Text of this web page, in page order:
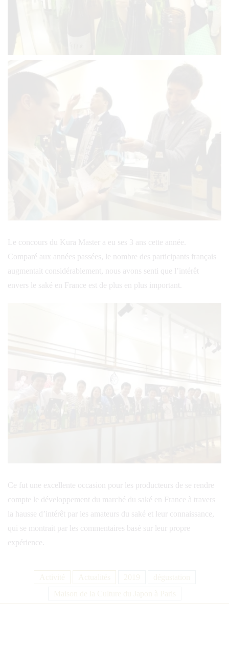
Le concours du Kura Master a eu ses 3 ans cette année.
Comparé aux années passées, le nombre des participants français
augmentait considérablement, nous avons senti que l’intérêt
envers le saké en France est de plus en plus important.
Ce fut une excellente occasion pour les producteurs de se rendre
compte le développement du marché du saké en France à travers
la hausse d’intérêt par les amateurs du saké et leur connaissance,
qui se montrait par les commentaires basé sur leur propre
expérience.